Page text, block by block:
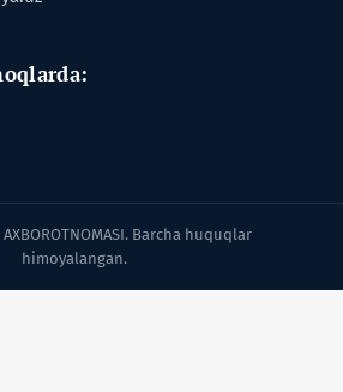
AXBOROTNOMASI. Barcha huquqlar
himoyalangan.